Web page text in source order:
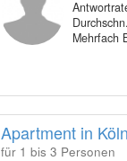
das ein Zustellbett.
Mehrfach
Apartment in
für 1 bis 3 Personen